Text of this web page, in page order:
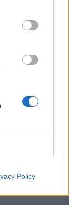
Policy
για την
στη
Ανανέωση
οι